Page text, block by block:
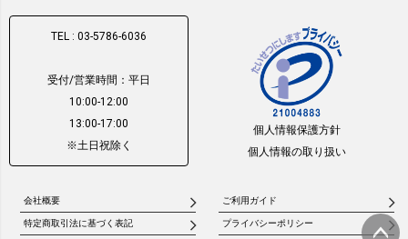
TEL : 03-5786-6036
受付/営業時間：平日
10:00-12:00
13:00-17:00
※土日祝除く
個人情報保護方針
個人情報の取り扱い
会社概要 ご利用ガイド
特定商取引法に基づく表記 プライバシーポリシー